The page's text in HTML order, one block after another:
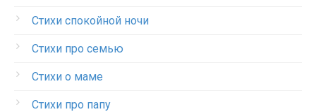
Стихи спокойной ночи
Стихи про семью
Стихи о маме
Стихи про папу